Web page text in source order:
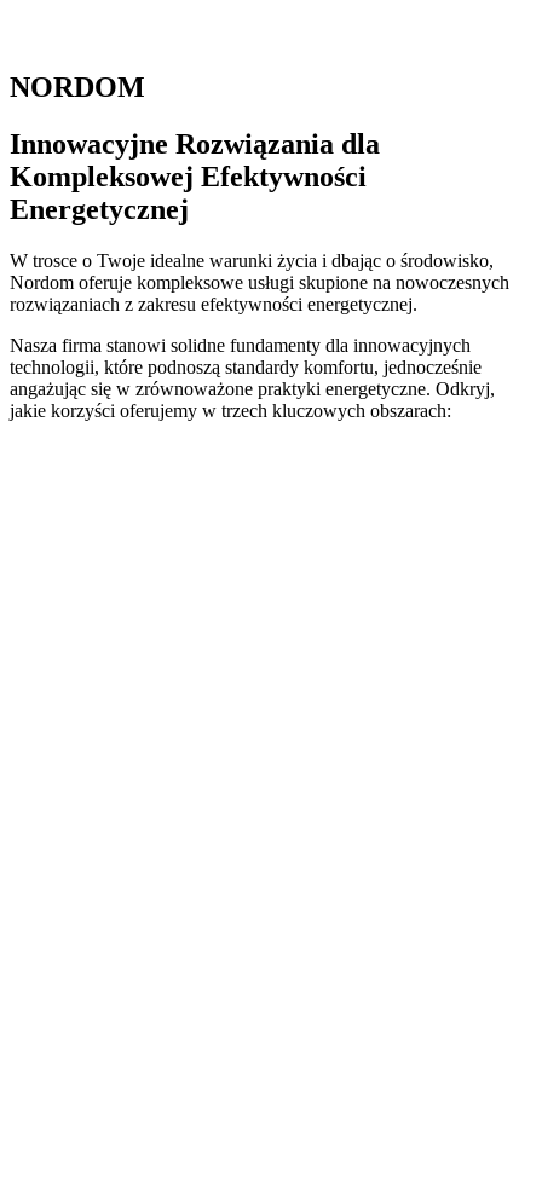
NORDOM
Innowacyjne Rozwiązania dla
Kompleksowej Efektywności
Energetycznej
W trosce o Twoje idealne warunki życia i dbając o środowisko,
Nordom oferuje kompleksowe usługi skupione na nowoczesnych
rozwiązaniach z zakresu efektywności energetycznej.
Nasza firma stanowi solidne fundamenty dla innowacyjnych
technologii, które podnoszą standardy komfortu, jednocześnie
angażując się w zrównoważone praktyki energetyczne. Odkryj,
jakie korzyści oferujemy w trzech kluczowych obszarach: